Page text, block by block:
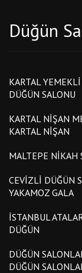
Düğün
KARTAL
DÜĞÜN SALONU
KARTAL NIŞAN
KARTAL NIŞAN
MALTEPE NIKAH
CEVIZLI DÜĞÜN
YAKAMOZ GALA
İSTANBUL
DÜĞÜN
DÜĞÜN
DÜĞÜN